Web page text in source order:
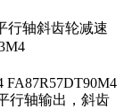
行轴斜齿轮减速
FA87R57DT90M4
行轴输出，斜齿